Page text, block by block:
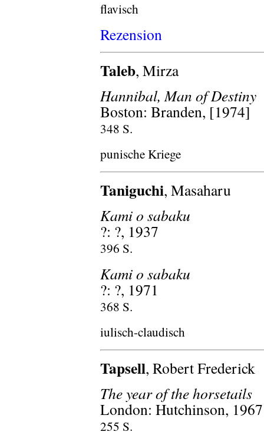
flavisch
Rezension
Taleb, Mirza
Hannibal, Man of Destiny
Boston: Branden, [1974]
348 S.
punische Kriege
Taniguchi, Masaharu
Kami o sabaku
?: ?, 1937
396 S.
Kami o sabaku
?: ?, 1971
368 S.
iulisch-claudisch
Tapsell, Robert Frederick
The year of the horsetails
London: Hutchinson, 1967
255 S.